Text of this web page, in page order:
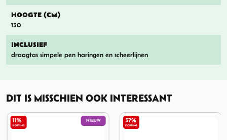
HOOGTE (CM)
130
INCLUSIEF
draagtas simpele pen haringen en scheerlijnen
DIT IS MISSCHIEN OOK INTERESSANT
NIEUW
11%
KORTING
37%
KORTING